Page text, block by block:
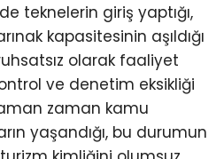
teknelerin giriş yaptığı,
kapasitesinin aşıldığı
olarak faaliyet
ve denetim eksikliği
zaman kamu
yaşandığı, bu durumun